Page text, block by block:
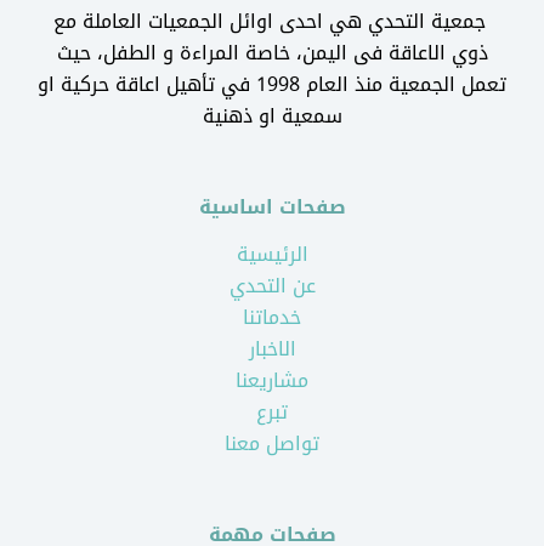
جمعية التحدي هي احدى اوائل الجمعيات العاملة مع
ذوي الاعاقة فى اليمن، خاصة المراءة و الطفل، حيث
تعمل الجمعية منذ العام 1998 في تأهيل اعاقة حركية او
سمعية او ذهنية
صفحات اساسية
الرئيسية
عن التحدي
خدماتنا
الاخبار
مشاريعنا
تبرع
تواصل معنا
صفحات مهمة